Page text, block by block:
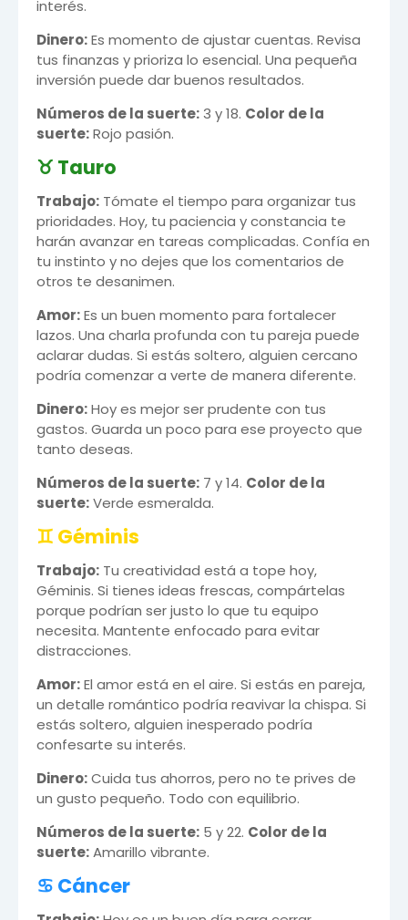
interés.
Dinero:Es momento de ajustar cuentas. Revisa
tus finanzas y prioriza lo esencial. Una pequeña
inversión puede dar buenos resultados.
Números de la suerte:3 y 18. Color de la
suerte:Rojo pasión.
♉ Tauro
Trabajo: Tómate el tiempo para organizar tus
prioridades. Hoy, tu paciencia y constancia te
harán avanzar en tareas complicadas. Confía en
tu instinto y no dejes que los comentarios de
otros te desanimen.
Amor:Es un buen momento para fortalecer
lazos. Una charla profunda con tu pareja puede
aclarar dudas. Si estás soltero, alguien cercano
podría comenzar a verte de manera diferente.
Dinero:Hoy es mejor ser prudente con tus
gastos. Guarda un poco para ese proyecto que
tanto deseas.
Números de la suerte: 7 y 14. Color de la
suerte:Verde esmeralda.
♊ Géminis
Trabajo: Tu creatividad está a tope hoy,
Géminis. Si tienes ideas frescas, compártelas
porque podrían ser justo lo que tu equipo
necesita. Mantente enfocado para evitar
distracciones.
Amor:El amor está en el aire. Si estás en pareja,
un detalle romántico podría reavivar la chispa. Si
estás soltero, alguien inesperado podría
confesarte su interés.
Dinero:Cuida tus ahorros, pero no te prives de
un gusto pequeño. Todo con equilibrio.
Números de la suerte: 5 y 22. Color de la
suerte:Amarillo vibrante.
♋ Cáncer